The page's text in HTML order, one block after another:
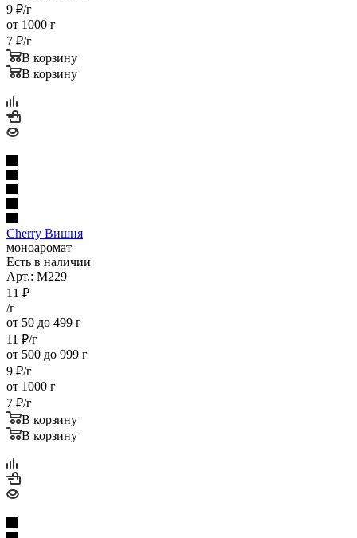
9 ₽/г
от 1000 г
7 ₽/г
В корзину
В корзину
Cherry Вишня
моноаромат
Есть в наличии
Арт.: M229
11 ₽
/г
от 50 до 499 г
11 ₽/г
от 500 до 999 г
9 ₽/г
от 1000 г
7 ₽/г
В корзину
В корзину